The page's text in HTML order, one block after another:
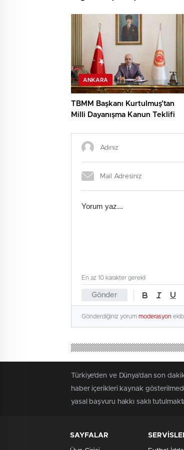
ANKARA
TBMM Başkanı Kurtulmuş’tan
Milli Dayanışma Kanun Teklifi
Gönder
En az 10 karakter gerekli
Gönderdiğiniz yorum moderasyon
Türkiye'den ve Dünya’dan son
haber içerikleri kaynak
yasal başvuru hakkı saklı
SAYFALAR